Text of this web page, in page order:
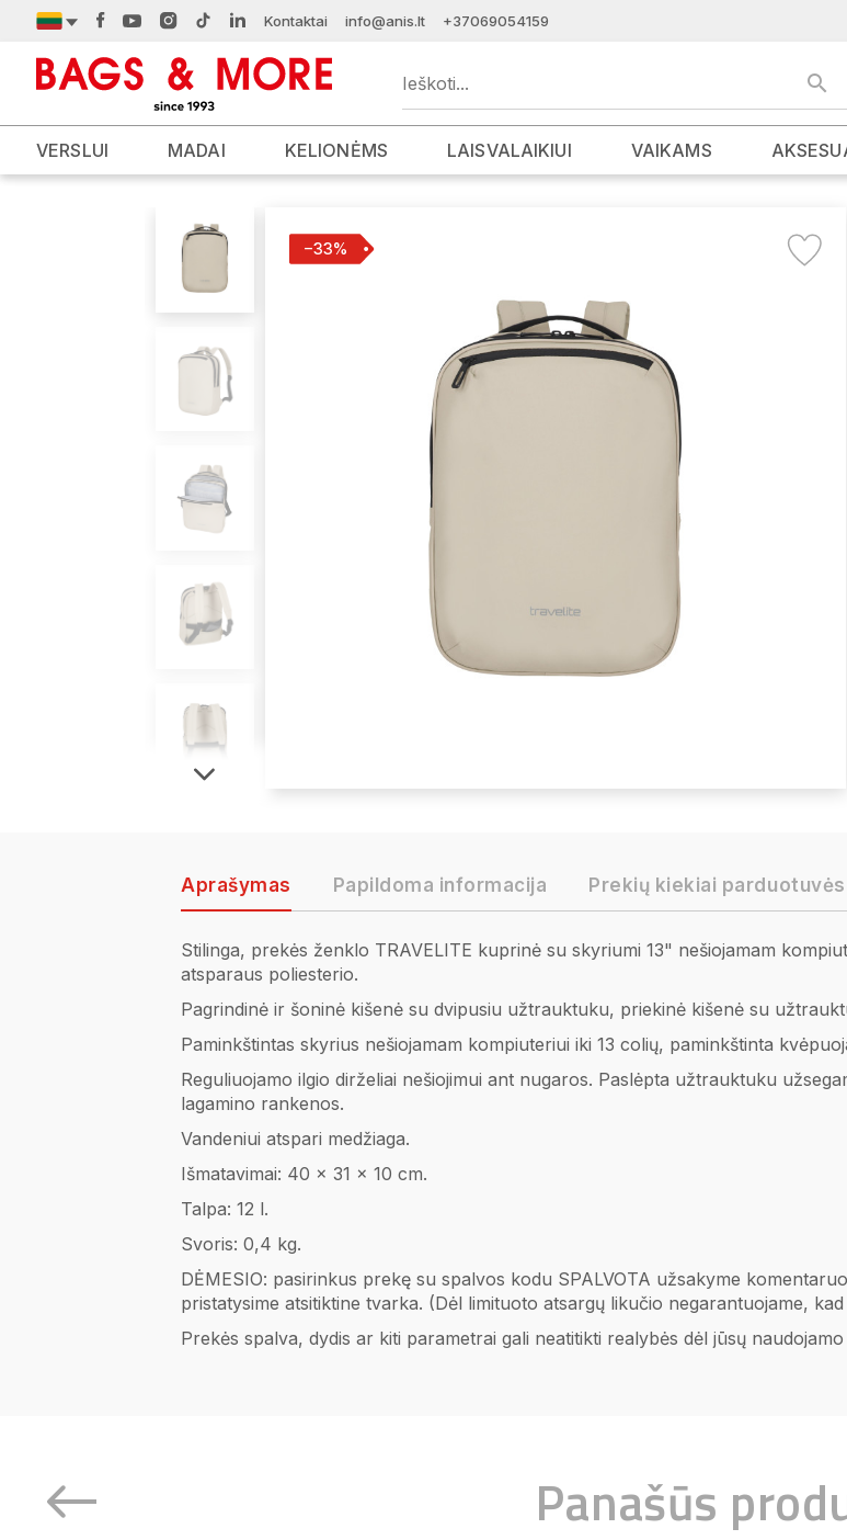
Kontaktai info@anis.lt +37069054159
VERSLUI MADAI KELIONĖMS LAISVALAIKIUI VAIKAMS
−33%
Aprašymas Papildoma informacija Prekių kiekiai parduotuvės
Stilinga, prekės ženklo TRAVELITE kuprinė su skyriumi 13" nešiojamam
atsparaus poliesterio.
Pagrindinė ir šoninė kišenė su dvipusiu užtrauktuku, priekinė kišenė su
Paminkštintas skyrius nešiojamam kompiuteriui iki 13 colių, paminkštinta
Reguliuojamo ilgio dirželiai nešiojimui ant nugaros. Paslėpta užtrauktuku
lagamino rankenos.
Vandeniui atspari medžiaga.
Išmatavimai: 40 x 31 x 10 cm.
Talpa: 12 l.
Svoris: 0,4 kg.
DĖMESIO: pasirinkus prekę su spalvos kodu SPALVOTA užsakyme
pristatysime atsitiktine tvarka. (Dėl limituoto atsargų likučio negarantuojame,
Prekės spalva, dydis ar kiti parametrai gali neatitikti realybės dėl jūsų
Panašūs